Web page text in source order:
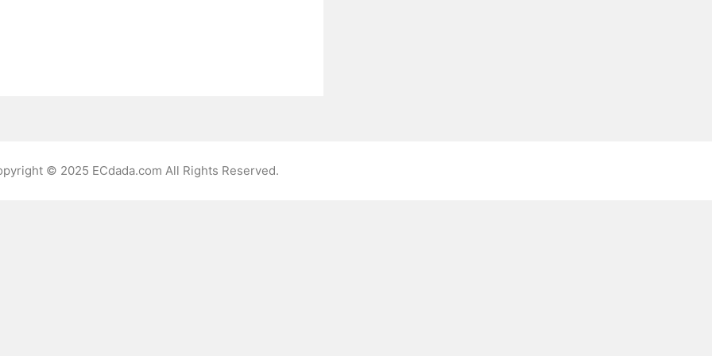
© 2025 ECdada.com All Rights Reserved.